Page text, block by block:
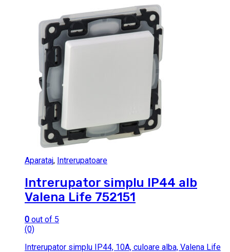
Aparataj, Intrerupatoare
Intrerupator simplu IP44 alb
Valena Life 752151
0 out of 5
(0)
Intrerupator simplu IP44, 10A, culoare alba, Valena Life